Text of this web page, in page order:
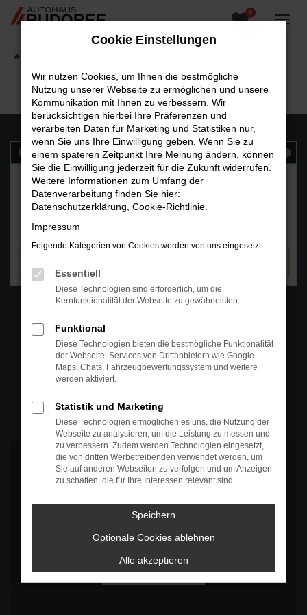
Zum
0
WhatsAPP
Telefon
+49 4295 557
Öffnungszeiten
MO-DO: 07:30 bis 18:00 Uhr
FR: 07:30 bis 17:30 Uhr
Es wird versucht, Inhalte vonwww.google.comzu laden. Dabei
können Daten an Dritte weitergegeben werden. Wenn Sie damit
Bestätigen
Cookie Einstellungen
Wir nutzen Cookies, um Ihnen die bestmögliche
Nutzung unserer Webseite zu ermöglichen und unsere
Kommunikation mit Ihnen zu verbessern. Wir
berücksichtigen hierbei Ihre Präferenzen und
verarbeiten Daten für Marketing und Statistiken nur,
wenn Sie uns Ihre Einwilligung geben. Wenn Sie zu
einem späteren Zeitpunkt Ihre Meinung ändern, können
Sie die Einwilligung jederzeit für die Zukunft widerrufen.
Weitere Informationen zum Umfang der
Datenverarbeitung finden Sie hier:
Datenschutzerklärung Cookie-Richtlinie
Impressum
Folgende Kategorien von Cookies werden von uns eingesetzt:
Essentiell
Diese Technologien sind erforderlich, um die
Kernfunktionalität der Webseite zu gewährleisten.
Funktional
Diese Technologien bieten die bestmögliche Funktionalität
der Webseite. Services von Drittanbietern wie Google
Maps, Chats, Fahrzeugbewertungssystem und weitere
werden aktiviert.
Statistik und Marketing
Diese Technologien ermöglichen es uns, die Nutzung der
Webseite zu analysieren, um die Leistung zu messen und
zu verbessern. Zudem werden Technologien eingesetzt,
die von dritten Werbetreibenden verwendet werden, um
Sie auf anderen Webseiten zu verfolgen und um Anzeigen
zu schalten, die für Ihre Interessen relevant sind.
Speichern
Optionale Cookies ablehnen
Alle akzeptieren